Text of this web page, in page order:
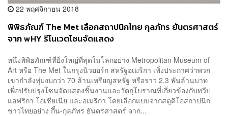
22 พฤศจิกายน 2018
พิพิธภัณฑ์ The Met เลือกสถาปนิกไทย กุลภัทร ยันตรศาสตร์
จาก wHY รีโนเวตโซนจัดแสดง
หนึ่งพิพิธภัณฑ์ที่ยิ่งใหญ่ที่สุดในโลกอย่าง Metropolitan Museum of
Art หรือ The Met ในกรุงนิวยอร์ก สหรัฐอเมริกา เพิ่งประกาศว่าพวก
เขากำลังทุ่มงบกว่า 70 ล้านเหรียญสหรัฐ หรือราว 2.3 พันล้านบาท
เพื่อปรับปรุงโซนจัดแสดงชิ้นงานและวัตถุโบราณที่เกี่ยวข้องกับทวีป
แอฟริกา โอเชียเนีย และอเมริกา โดยเลือกแบบจากสตูดิโอสถาปนิก
ชาวไทยอย่าง กึ๋น-กุลภัทร ยันตรศาสตร์ จาก...